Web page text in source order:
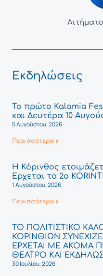
Εκδηλώσεις
Το πρώτο Kalamia
και Δευτέρα 10
5 Αυγούστου, 2026
Περισσότερα »
Η Κόρινθος
Έρχεται το 2ο
1 Αυγούστου, 2026
Περισσότερα »
ΤΟ ΠΟΛΙΤΙΣΤΙΚΟ
ΚΟΡΙΝΘΙΩΝ
ΕΡΧΕΤΑΙ ΜΕ ΑΚΟΜΑ
ΘΕΑΤΡΟ ΚΑΙ
30 Ιουλίου, 2026